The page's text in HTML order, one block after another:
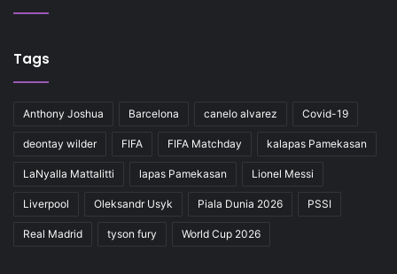
Tags
Anthony Joshua Barcelona canelo alvarez Covid-19
deontay wilder FIFA FIFA Matchday kalapas Pamekasan
LaNyalla Mattalitti lapas Pamekasan Lionel Messi
Liverpool Oleksandr Usyk Piala Dunia 2026 PSSI
Real Madrid tyson fury World Cup 2026